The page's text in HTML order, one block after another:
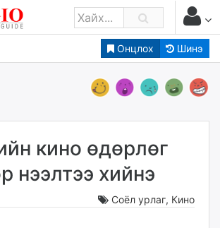
Онцлох Шинэ
кино өдөрлөг
нээлтээ хийнэ
Соёл урлаг, Кино